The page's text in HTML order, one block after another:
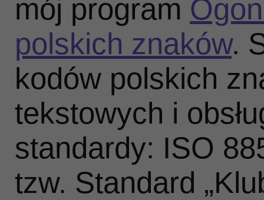
mój program
polskich znaków.
kodów polskich
tekstowych i
standardy: ISO
tzw. Standard